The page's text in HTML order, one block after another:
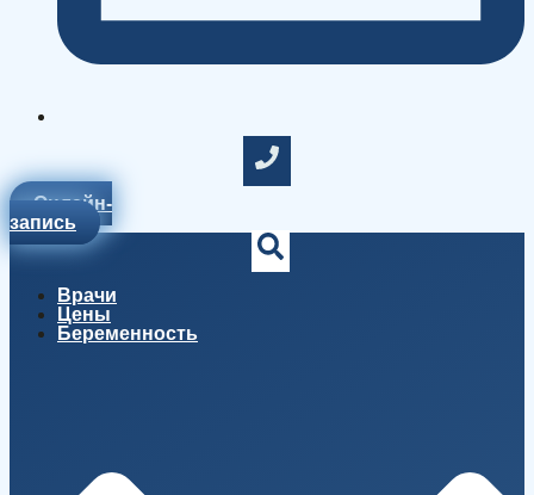
Онлайн-
запись
Врачи
Цены
Беременность